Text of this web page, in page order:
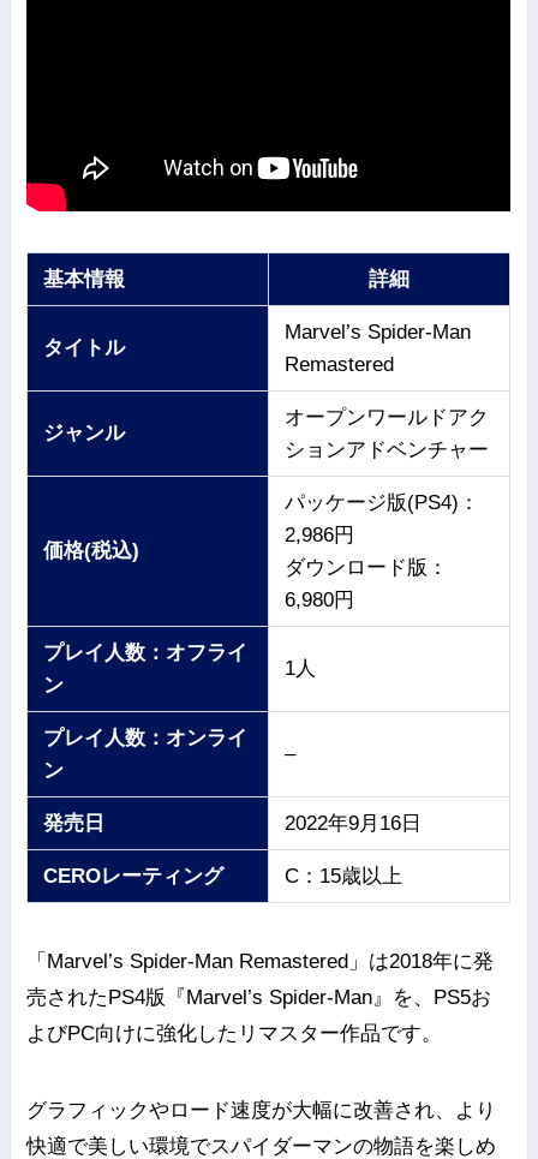
基本情報 詳細
タイトル
Marvel’s Spider-Man
Remastered
ジャンル
オープンワールドアク
ションアドベンチャー
価格(税込)
パッケージ版(PS4)：
2,986円
ダウンロード版：
6,980円
プレイ人数：オフライ
ン
1人
プレイ人数：オンライ
ン
–
発売日 2022年9月16日
CEROレーティング C：15歳以上
「Marvel’s Spider-Man Remastered」は2018年に発
売されたPS4版『Marvel’s Spider-Man』を、PS5お
よびPC向けに強化したリマスター作品です。
グラフィックやロード速度が大幅に改善され、より
快適で美しい環境でスパイダーマンの物語を楽しめ